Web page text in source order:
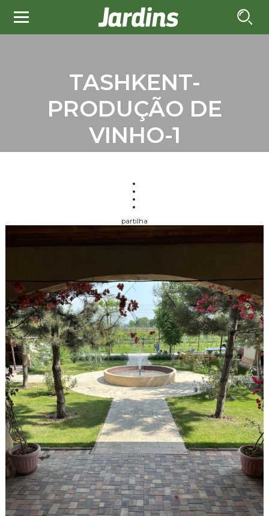
TASHKENT-
PRODUÇÃO DE
VINHO-1
partilha